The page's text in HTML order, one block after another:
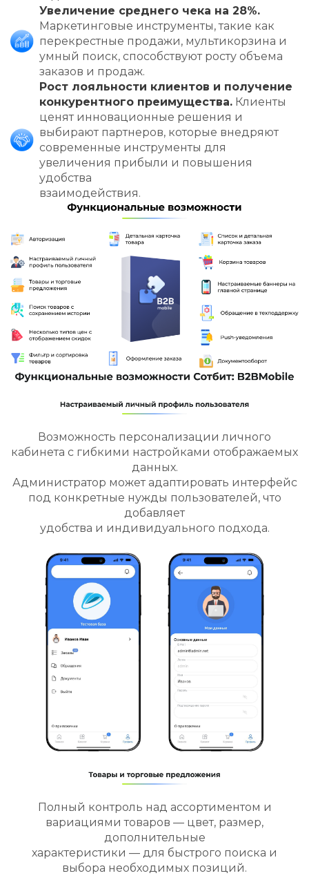
Увеличение среднего чека на 28%.
Маркетинговые инструменты, такие как
перекрестные продажи, мультикорзина и
умный поиск, способствуют росту объема
заказов и продаж.
Рост лояльности клиентов и получение
конкурентного преимущества. Клиенты
ценят инновационные решения и
выбирают партнеров, которые внедряют
современные инструменты для
увеличения прибыли и повышения
удобства
взаимодействия.
Возможность персонализации личного
кабинета с гибкими настройками отображаемых
данных.
Администратор может адаптировать интерфейс
под конкретные нужды пользователей, что
добавляет
удобства и индивидуального подхода.
Полный контроль над ассортиментом и
вариациями товаров — цвет, размер,
дополнительные
характеристики — для быстрого поиска и
выбора необходимых позиций.